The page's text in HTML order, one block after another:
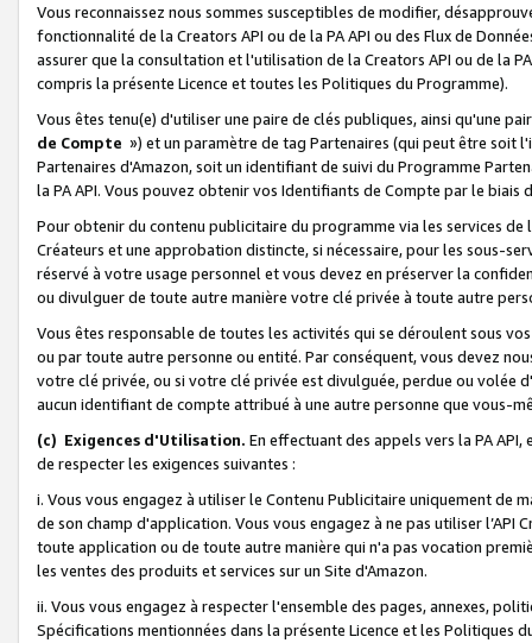
Vous reconnaissez nous sommes susceptibles de modifier,
fonctionnalité de la Creators API ou de la PA API ou des Flux de
assurer que la consultation et l'utilisation de la Creators API ou de la
compris la présente Licence et toutes les Politiques du Programme).
Vous êtes tenu(e) d'utiliser une paire de clés publiques, ainsi qu'une
de Compte ») et un paramètre de tag Partenaires (qui peut être soit
Partenaires d'Amazon, soit un identifiant de suivi du Programme
la PA API. Vous pouvez obtenir vos Identifiants de Compte par le biais
Pour obtenir du contenu publicitaire du programme via les services
Créateurs et une approbation distincte, si nécessaire, pour les sous-
réservé à votre usage personnel et vous devez en préserver la
ou divulguer de toute autre manière votre clé privée à toute autre
Vous êtes responsable de toutes les activités qui se déroulent sous
ou par toute autre personne ou entité. Par conséquent, vous devez
votre clé privée, ou si votre clé privée est divulguée, perdue ou volée
aucun identifiant de compte attribué à une autre personne que vous-
(c) Exigences d'Utilisation. En effectuant des appels vers la PA
de respecter les exigences suivantes :
i. Vous vous engagez à utiliser le Contenu Publicitaire uniquement de
de son champ d'application. Vous vous engagez à ne pas utiliser l’API
toute application ou de toute autre manière qui n'a pas vocation
les ventes des produits et services sur un Site d'Amazon.
ii. Vous vous engagez à respecter l'ensemble des pages, annexes,
Spécifications mentionnées dans la présente Licence et les Politiques